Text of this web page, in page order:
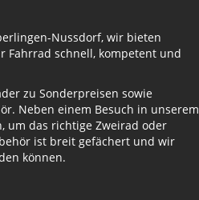
Nussdorf, wir bieten
Fahrrad schnell, kompetent und
zu Sonderpreisen sowie
Neben einem Besuch in unserem
um das richtige Zweirad oder
ist breit gefächert und wir
können.